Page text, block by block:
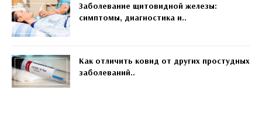
Заболевание щитовидной железы:
симптомы, диагностика и..
Как отличить ковид от других простудных
заболеваний..